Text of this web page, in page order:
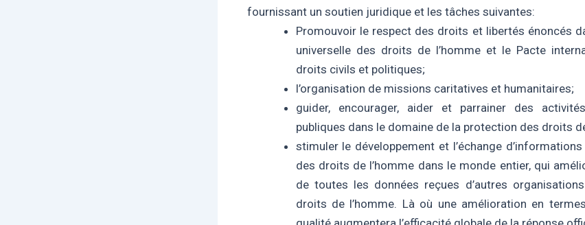
fournissant un soutien juridique et les tâches suivantes:
Promouvoir le respect des droits et libertés énoncés
universelle des droits de l’homme et le Pacte
droits civils et politiques;
l’organisation de missions caritatives et humanitaires;
guider, encourager, aider et parrainer des
publiques dans le domaine de la protection des droits
stimuler le développement et l’échange
des droits de l’homme dans le monde entier, qui
de toutes les données reçues d’autres
droits de l’homme. Là où une amélioration en